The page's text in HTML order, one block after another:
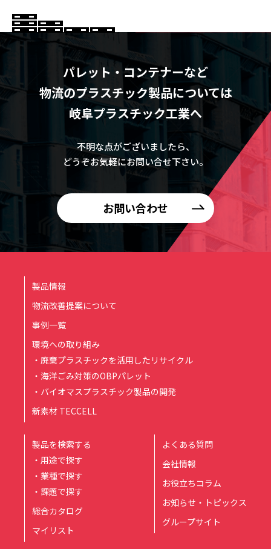
パレット・コンテナーなど
物流のプラスチック製品については
岐阜プラスチック工業へ
不明な点がございましたら、
どうぞお気軽にお問い合せ下さい。
お問い合わせ
製品情報
物流改善提案について
事例一覧
環境への取り組み
・廃棄プラスチックを活用したリサイクル
・海洋ごみ対策のOBPパレット
・バイオマスプラスチック製品の開発
新素材 TECCELL
製品を検索する
・用途で探す
・業種で探す
・課題で探す
総合カタログ
マイリスト
よくある質問
会社情報
お役立ちコラム
お知らせ・トピックス
グループサイト